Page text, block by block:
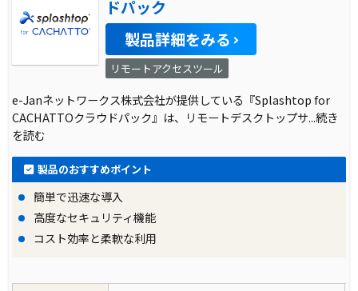
ドパック
製品詳細をみる
リモートアクセスツール
e-Janネットワークス株式会社が提供している『Splashtop for
CACHATTOクラウドパック』は、リモートデスクトップサ...続き
を読む
製品のおすすめポイント
簡単で迅速な導入
高度なセキュリティ機能
コスト効率と柔軟な利用